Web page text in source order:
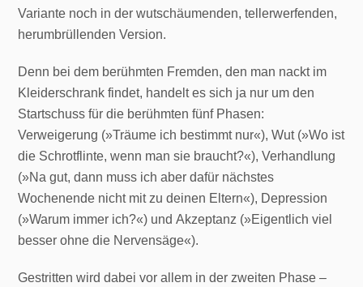
Variante noch in der wutschäumenden, tellerwerfenden,
herumbrüllenden Version.
Denn bei dem berühmten Fremden, den man nackt im
Kleiderschrank findet, handelt es sich ja nur um den
Startschuss für die berühmten fünf Phasen:
Verweigerung (»Träume ich bestimmt nur«), Wut (»Wo ist
die Schrotflinte, wenn man sie braucht?«), Verhandlung
(»Na gut, dann muss ich aber dafür nächstes
Wochenende nicht mit zu deinen Eltern«), Depression
(»Warum immer ich?«) und Akzeptanz (»Eigentlich viel
besser ohne die Nervensäge«).
Gestritten wird dabei vor allem in der zweiten Phase –